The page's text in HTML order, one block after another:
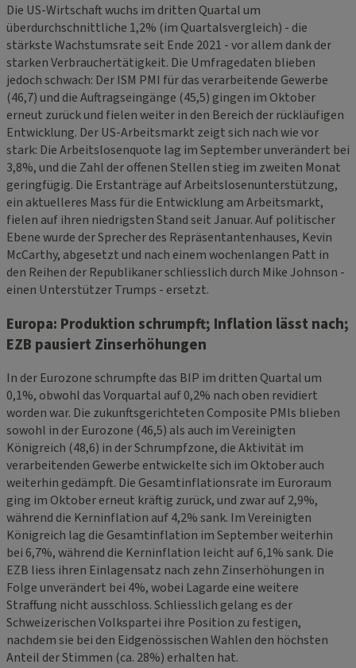
Die US-Wirtschaft wuchs im dritten Quartal um
überdurchschnittliche 1,2% (im Quartalsvergleich) - die
stärkste Wachstumsrate seit Ende 2021 - vor allem dank der
starken Verbrauchertätigkeit. Die Umfragedaten blieben
jedoch schwach: Der ISM PMI für das verarbeitende Gewerbe
(46,7) und die Auftragseingänge (45,5) gingen im Oktober
erneut zurück und fielen weiter in den Bereich der rückläufigen
Entwicklung. Der US-Arbeitsmarkt zeigt sich nach wie vor
stark: Die Arbeitslosenquote lag im September unverändert bei
3,8%, und die Zahl der offenen Stellen stieg im zweiten Monat
geringfügig. Die Erstanträge auf Arbeitslosenunterstützung,
ein aktuelleres Mass für die Entwicklung am Arbeitsmarkt,
fielen auf ihren niedrigsten Stand seit Januar. Auf politischer
Ebene wurde der Sprecher des Repräsentantenhauses, Kevin
McCarthy, abgesetzt und nach einem wochenlangen Patt in
den Reihen der Republikaner schliesslich durch Mike Johnson -
einen Unterstützer Trumps - ersetzt.
Europa: Produktion schrumpft; Inflation lässt nach;
EZB pausiert Zinserhöhungen
In der Eurozone schrumpfte das BIP im dritten Quartal um
0,1%, obwohl das Vorquartal auf 0,2% nach oben revidiert
worden war. Die zukunftsgerichteten Composite PMIs blieben
sowohl in der Eurozone (46,5) als auch im Vereinigten
Königreich (48,6) in der Schrumpfzone, die Aktivität im
verarbeitenden Gewerbe entwickelte sich im Oktober auch
weiterhin gedämpft. Die Gesamtinflationsrate im Euroraum
ging im Oktober erneut kräftig zurück, und zwar auf 2,9%,
während die Kerninflation auf 4,2% sank. Im Vereinigten
Königreich lag die Gesamtinflation im September weiterhin
bei 6,7%, während die Kerninflation leicht auf 6,1% sank. Die
EZB liess ihren Einlagensatz nach zehn Zinserhöhungen in
Folge unverändert bei 4%, wobei Lagarde eine weitere
Straffung nicht ausschloss. Schliesslich gelang es der
Schweizerischen Volkspartei ihre Position zu festigen,
nachdem sie bei den Eidgenössischen Wahlen den höchsten
Anteil der Stimmen (ca. 28%) erhalten hat.